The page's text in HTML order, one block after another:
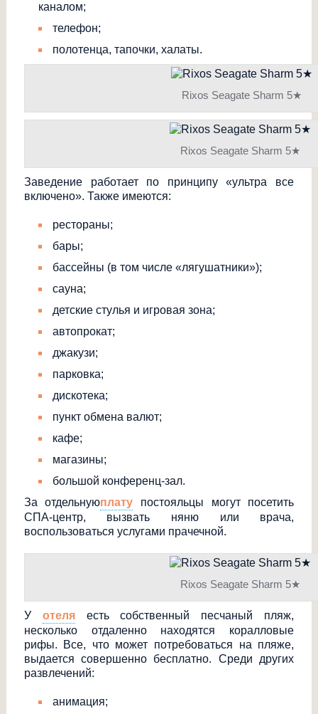
каналом;
телефон;
полотенца, тапочки, халаты.
Rixos Seagate Sharm 5★
Rixos Seagate Sharm 5★
Заведение работает по принципу «ультра все
включено». Также имеются:
рестораны;
бары;
бассейны (в том числе «лягушатники»);
сауна;
детские стулья и игровая зона;
автопрокат;
джакузи;
парковка;
дискотека;
пункт обмена валют;
кафе;
магазины;
большой конференц-зал.
За отдельнуюплату постояльцы могут посетить
СПА-центр, вызвать няню или врача,
воспользоваться услугами прачечной.
Rixos Seagate Sharm 5★
У отеляесть собственный песчаный пляж,
несколько отдаленно находятся коралловые
рифы. Все, что может потребоваться на пляже,
выдается совершенно бесплатно. Среди других
развлечений:
анимация;